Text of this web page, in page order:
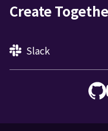
Create
Slack